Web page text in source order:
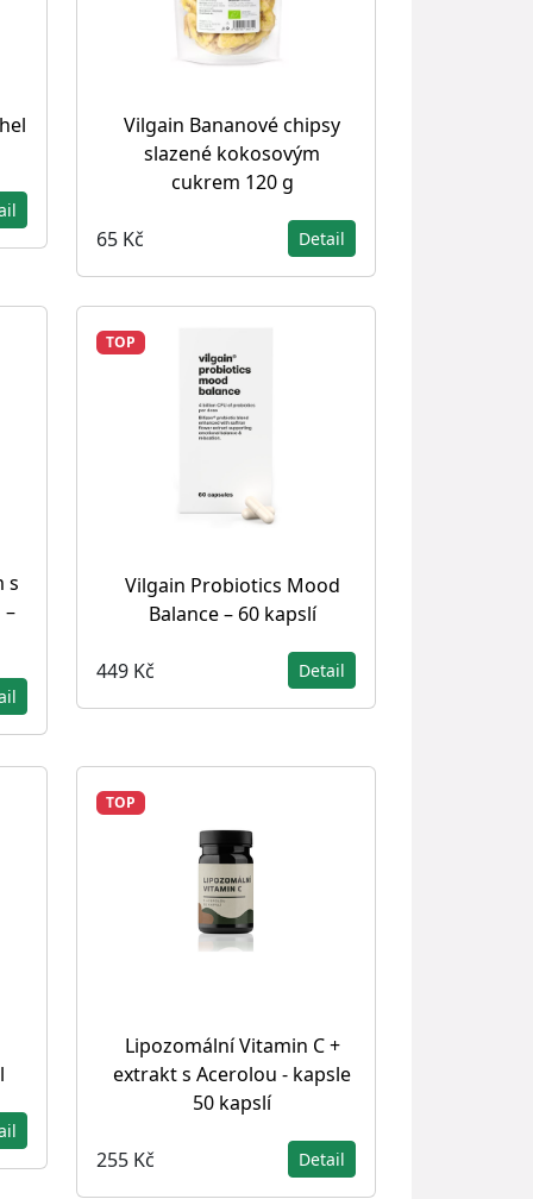
Vilgain Bananové chipsy
slazené kokosovým
cukrem 120 g
65 Kč Detail
s
TOP
Vilgain Probiotics Mood
Balance – 60 kapslí
449 Kč Detail
TOP
Lipozomální Vitamin C +
extrakt s Acerolou - kapsle
50 kapslí
255 Kč Detail